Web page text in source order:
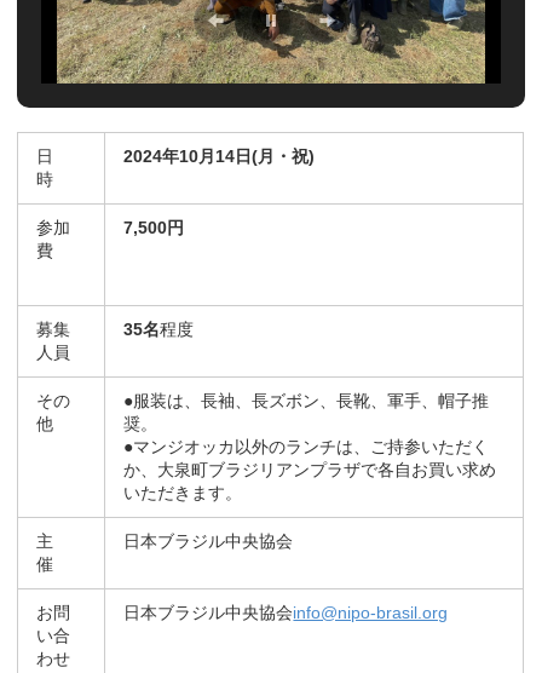
日
時
2024年10月 14日(月・祝)
参加
費
7,500円
募集
人員
35名程度
その
他
●服装は、長袖、長ズボン、長靴、軍手、帽子推
奨。
●マンジオッカ以外のランチは、ご持参いただく
か、 大泉町ブラジリアンプラザで各自お買い求め
いただきます。
主
催
日本ブラジル中央協会
お問
い合
わせ
日本ブラジル中央協会info@nipo-brasil.org